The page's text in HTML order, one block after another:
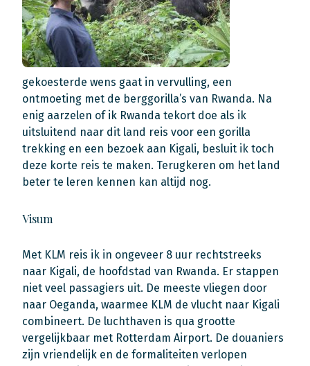
gekoesterde wens gaat in vervulling, een
ontmoeting met de berggorilla’s van Rwanda. Na
enig aarzelen of ik Rwanda tekort doe als ik
uitsluitend naar dit land reis voor een gorilla
trekking en een bezoek aan Kigali, besluit ik toch
deze korte reis te maken. Terugkeren om het land
beter te leren kennen kan altijd nog.
Visum
Met KLM reis ik in ongeveer 8 uur rechtstreeks
naar Kigali, de hoofdstad van Rwanda. Er stappen
niet veel passagiers uit. De meeste vliegen door
naar Oeganda, waarmee KLM de vlucht naar Kigali
combineert. De luchthaven is qua grootte
vergelijkbaar met Rotterdam Airport. De douaniers
zijn vriendelijk en de formaliteiten verlopen